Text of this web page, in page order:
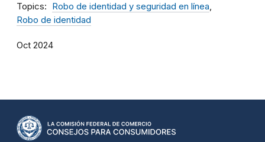
Topics
Robo de identidad y seguridad en línea
Robo de identidad
Oct 2024